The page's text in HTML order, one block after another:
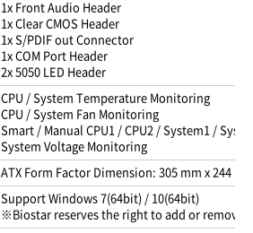
1x Front Audio Header
1x Clear CMOS Header
1x S/PDIF out Connector
1x COM Port Header
2x 5050 LED Header
CPU / System Temperature Monitoring
CPU / System Fan Monitoring
Smart / Manual CPU1 / CPU2 / System1 /
System Voltage Monitoring
ATX Form Factor Dimension: 305 mm x 244
Support Windows 7(64bit) / 10(64bit)
※Biostar reserves the right to add or remove